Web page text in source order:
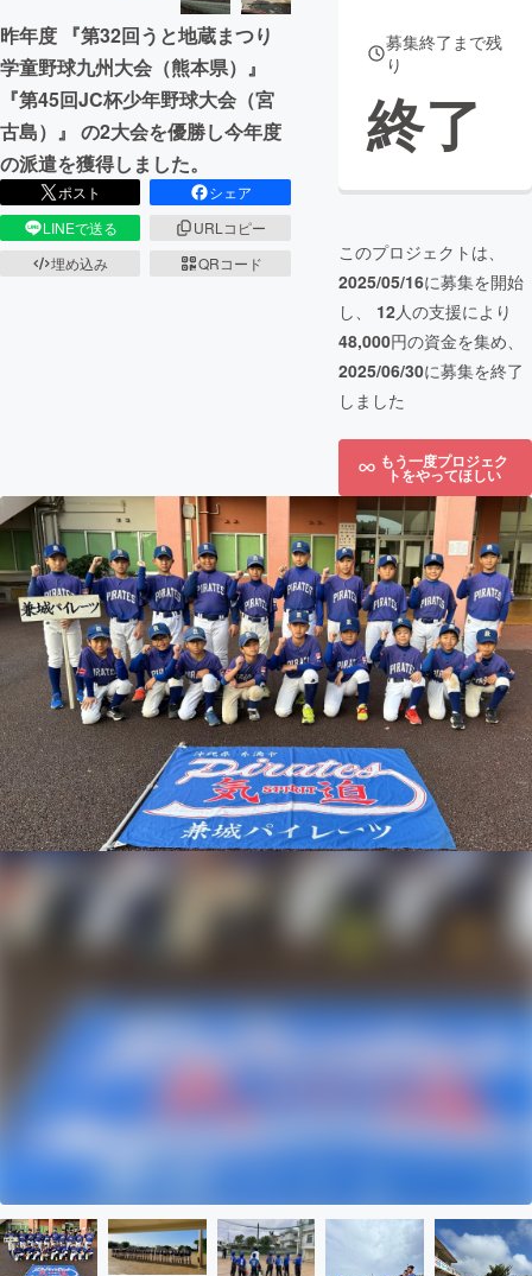
昨年度 『第32回うと地蔵まつり
学童野球九州大会（熊本県）』
『第45回JC杯少年野球大会（宮
古島）』 の2大会を優勝し今年度
の派遣を獲得しました。
ポスト
シェア
LINEで送る
URLコピー
埋め込み
QRコード
募集終了まで残
り
終了
このプロジェクトは、
2025/05/16に募集を開始
し、 12人の支援により
48,000円の資金を集め、
2025/06/30に募集を終了
しました
もう一度プロジェク
トをやってほしい